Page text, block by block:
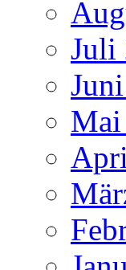
Juli
Mai